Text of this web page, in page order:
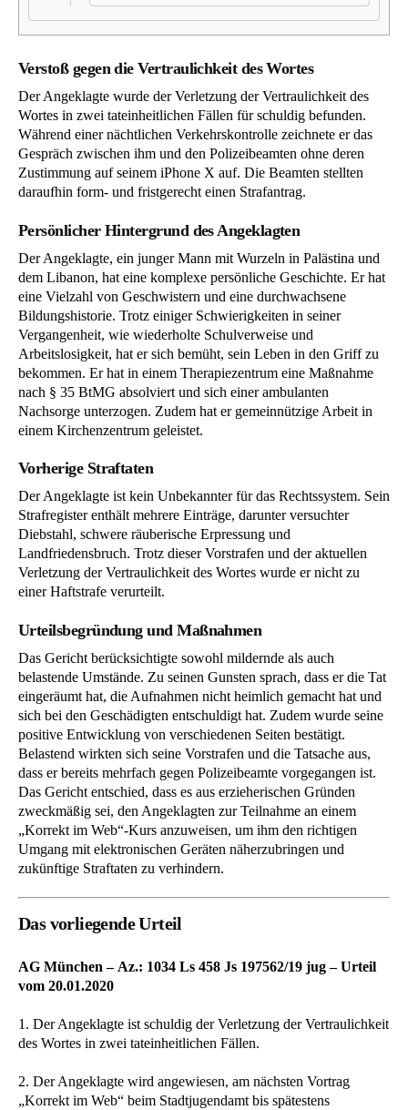
Verstoß gegen die Vertraulichkeit des Wortes
Der Angeklagte wurde der Verletzung der Vertraulichkeit des
Wortes in zwei tateinheitlichen Fällen für schuldig befunden.
Während einer nächtlichen Verkehrskontrolle zeichnete er das
Gespräch zwischen ihm und den Polizeibeamten ohne deren
Zustimmung auf seinem iPhone X auf. Die Beamten stellten
daraufhin form- und fristgerecht einen Strafantrag.
Persönlicher Hintergrund des Angeklagten
Der Angeklagte, ein junger Mann mit Wurzeln in Palästina und
dem Libanon, hat eine komplexe persönliche Geschichte. Er hat
eine Vielzahl von Geschwistern und eine durchwachsene
Bildungshistorie. Trotz einiger Schwierigkeiten in seiner
Vergangenheit, wie wiederholte Schulverweise und
Arbeitslosigkeit, hat er sich bemüht, sein Leben in den Griff zu
bekommen. Er hat in einem Therapiezentrum eine Maßnahme
nach § 35 BtMG absolviert und sich einer ambulanten
Nachsorge unterzogen. Zudem hat er gemeinnützige Arbeit in
einem Kirchenzentrum geleistet.
Vorherige Straftaten
Der Angeklagte ist kein Unbekannter für das Rechtssystem. Sein
Strafregister enthält mehrere Einträge, darunter versuchter
Diebstahl, schwere räuberische Erpressung und
Landfriedensbruch. Trotz dieser Vorstrafen und der aktuellen
Verletzung der Vertraulichkeit des Wortes wurde er nicht zu
einer Haftstrafe verurteilt.
Urteilsbegründung und Maßnahmen
Das Gericht berücksichtigte sowohl mildernde als auch
belastende Umstände. Zu seinen Gunsten sprach, dass er die Tat
eingeräumt hat, die Aufnahmen nicht heimlich gemacht hat und
sich bei den Geschädigten entschuldigt hat. Zudem wurde seine
positive Entwicklung von verschiedenen Seiten bestätigt.
Belastend wirkten sich seine Vorstrafen und die Tatsache aus,
dass er bereits mehrfach gegen Polizeibeamte vorgegangen ist.
Das Gericht entschied, dass es aus erzieherischen Gründen
zweckmäßig sei, den Angeklagten zur Teilnahme an einem
„Korrekt im Web“-Kurs anzuweisen, um ihm den richtigen
Umgang mit elektronischen Geräten näherzubringen und
zukünftige Straftaten zu verhindern.
Das vorliegende Urteil
AG München – Az.: 1034 Ls 458 Js 197562/19 jug – Urteil
vom 20.01.2020
1. Der Angeklagte ist schuldig der Verletzung der Vertraulichkeit
des Wortes in zwei tateinheitlichen Fällen.
2. Der Angeklagte wird angewiesen, am nächsten Vortrag
„Korrekt im Web“ beim Stadtjugendamt bis spätestens